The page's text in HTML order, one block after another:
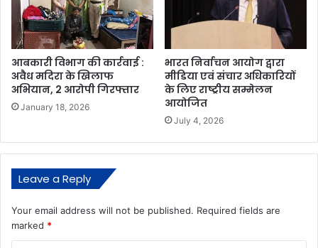
आबकारी विभाग की कार्रवाई :
अवैध मदिरा के खिलाफ
अभियान, 2 आरोपी गिरफ्तार
January 18, 2026
भारत निर्वाचन आयोग द्वारा
मीडिया एवं संचार अधिकारियों
के लिए राष्ट्रीय सम्मेलन
आयोजित
July 4, 2026
Leave a Reply
Your email address will not be published. Required fields are
marked *